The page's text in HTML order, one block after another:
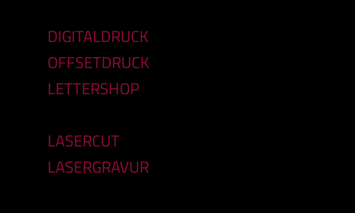
DIGITALDRUCK
OFFSETDRUCK
LETTERSHOP
LASERCUT
LASERGRAVUR